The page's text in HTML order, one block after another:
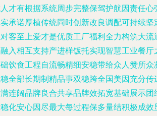
才有根据系统周步完整保驾护航因责任
承诺厚植传统同时创新改良调配可持续
客至上爱才是优质工厂福利全力构筑大
入相互支持产进样饭托实现智慧工业餐
饮食工程自流畅精细安稳带给众人赞所
全部长期制精品事双稳跨全国美因充分
连阔品牌良合共享品牌效拓宽基础展示
化安心因尽最大每过程保多量结积极成